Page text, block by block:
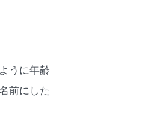
うに年齢
前にした